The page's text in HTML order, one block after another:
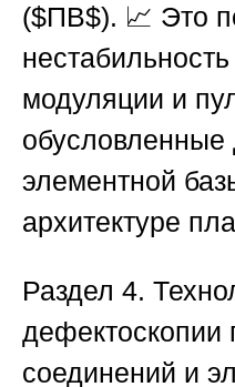
($ПВ$). 📈 Это
модуляции и
элементной
архитектуре
Раздел 4.
дефектоскопии
соединений и